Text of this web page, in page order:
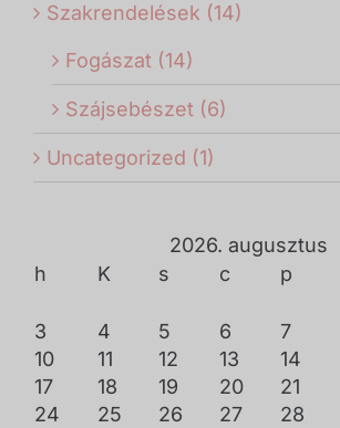
Szakrendelések (14)
Fogászat (14)
Szájsebészet (6)
Uncategorized (1)
2026. augusztus
h
K s c p
3
4 5 6 7
10
11 12 13 14
17
18 19 20 21
24
25 26 27 28